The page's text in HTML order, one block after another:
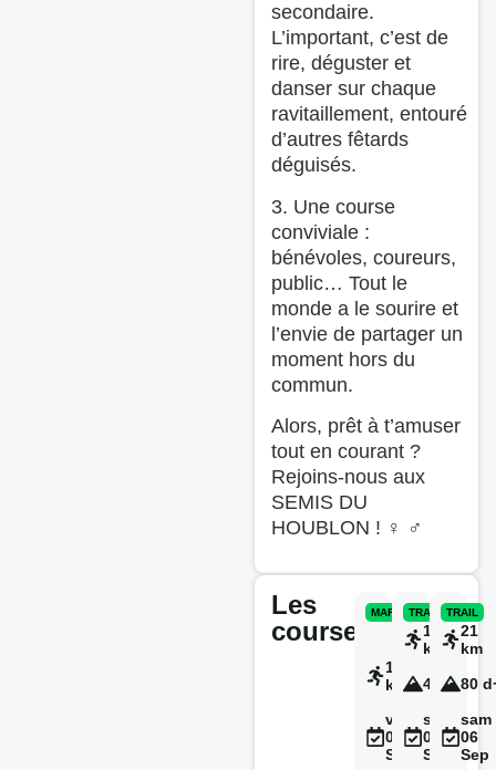
secondaire.
L’important, c’est de
rire, déguster et
danser sur chaque
ravitaillement, entouré
d’autres fêtards
déguisés.
3. Une course
conviviale :
bénévoles, coureurs,
public… Tout le
monde a le sourire et
l’envie de partager un
moment hors du
commun.
Alors, prêt à t’amuser
tout en courant ?
Rejoins-nous aux
SEMIS DU
HOUBLON ! ‍♀️ ‍♂️
Les
courses
MARCHE
12
km
ven
05
Sep
TRAIL
12
km
40 d+
sam
06
Sep
TRAIL
21
km
80
sam
06
Sep